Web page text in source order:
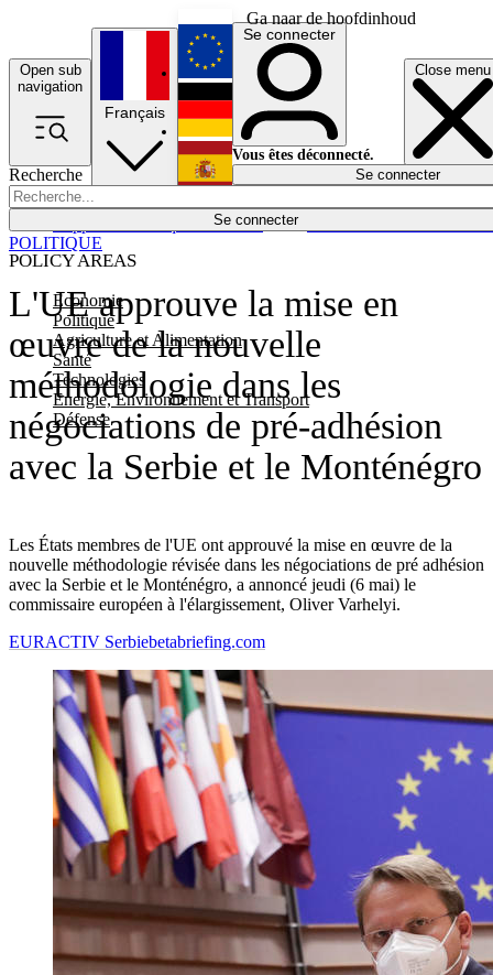
Ga naar de hoofdinhoud
Open sub
navigation
Close menu
Recherche
Se connecter
POLICY AREAS
Economie
Politique
Agriculture et Alimentation
Santé
Technologies
Energie, Environnement et Transport
Défense
Économie
Français
English
Deutsch
Español
Se connecter
Vous êtes déconnecté.
Se connecter
L'UE approuve la mise en
œuvre de la nouvelle
méthodologie dans les
négociations de pré-adhésion
avec la Serbie et le Monténégro
Les États membres de l'UE ont approuvé la mise en œuvre de la
nouvelle méthodologie révisée dans les négociations de pré adhésion
avec la Serbie et le Monténégro, a annoncé jeudi (6 mai) le
commissaire européen à l'élargissement, Oliver Varhelyi.
POLITIQUE
EURACTIV Serbiebetabriefing.com